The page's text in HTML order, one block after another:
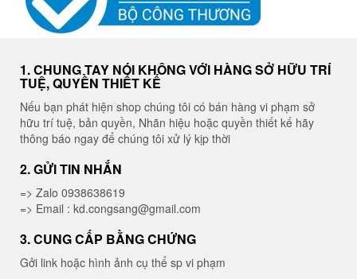
1. CHUNG TAY NÓI KHÔNG VỚI HÀNG SỞ HỮU TRÍ
TUỆ, QUYỀN THIẾT KẾ
Nếu bạn phát hiện shop chúng tôi có bán hàng vi phạm sở
hữu trí tuệ, bản quyền, Nhãn hiệu hoặc quyền thiết kế hãy
thông báo ngay để chúng tôi xử lý kịp thời
2. GỬI TIN NHẮN
=> Zalo 0938638619
=> Email : kd.congsang@gmail.com
3. CUNG CẤP BẰNG CHỨNG
Gởi link hoặc hình ảnh cụ thể sp vi phạm